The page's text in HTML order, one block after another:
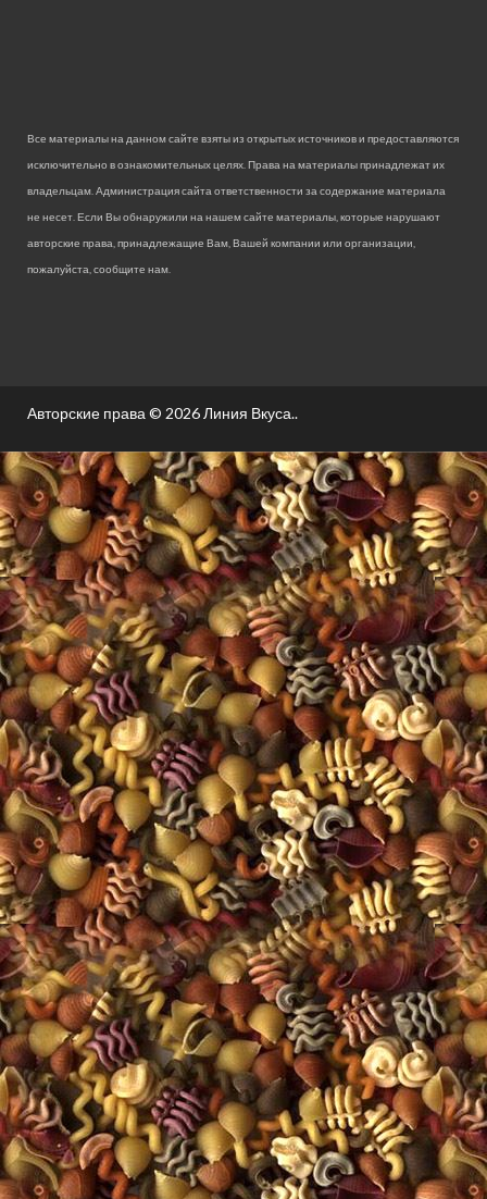
Все материалы на данном сайте взяты из открытых источников и предоставляются
исключительно в ознакомительных целях. Права на материалы принадлежат их
владельцам. Администрация сайта ответственности за содержание материала
не несет. Если Вы обнаружили на нашем сайте материалы, которые нарушают
авторские права, принадлежащие Вам, Вашей компании или организации,
пожалуйста, сообщите нам.
Авторские права © 2026Линия Вкуса..